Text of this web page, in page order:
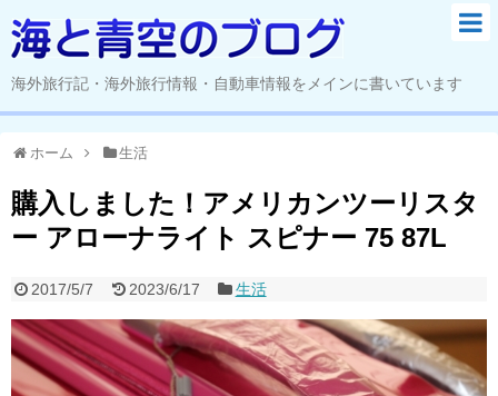
海外旅行記・海外旅行情報・自動車情報をメインに書いています
ホーム 生活
購入しました！アメリカンツーリスタ
ー アローナライト スピナー 75 87L
2017/5/7 2023/6/17 生活